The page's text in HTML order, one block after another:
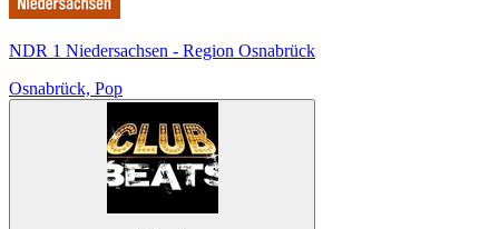
NDR 1 Niedersachsen - Region Osnabrück
Osnabrück, Pop